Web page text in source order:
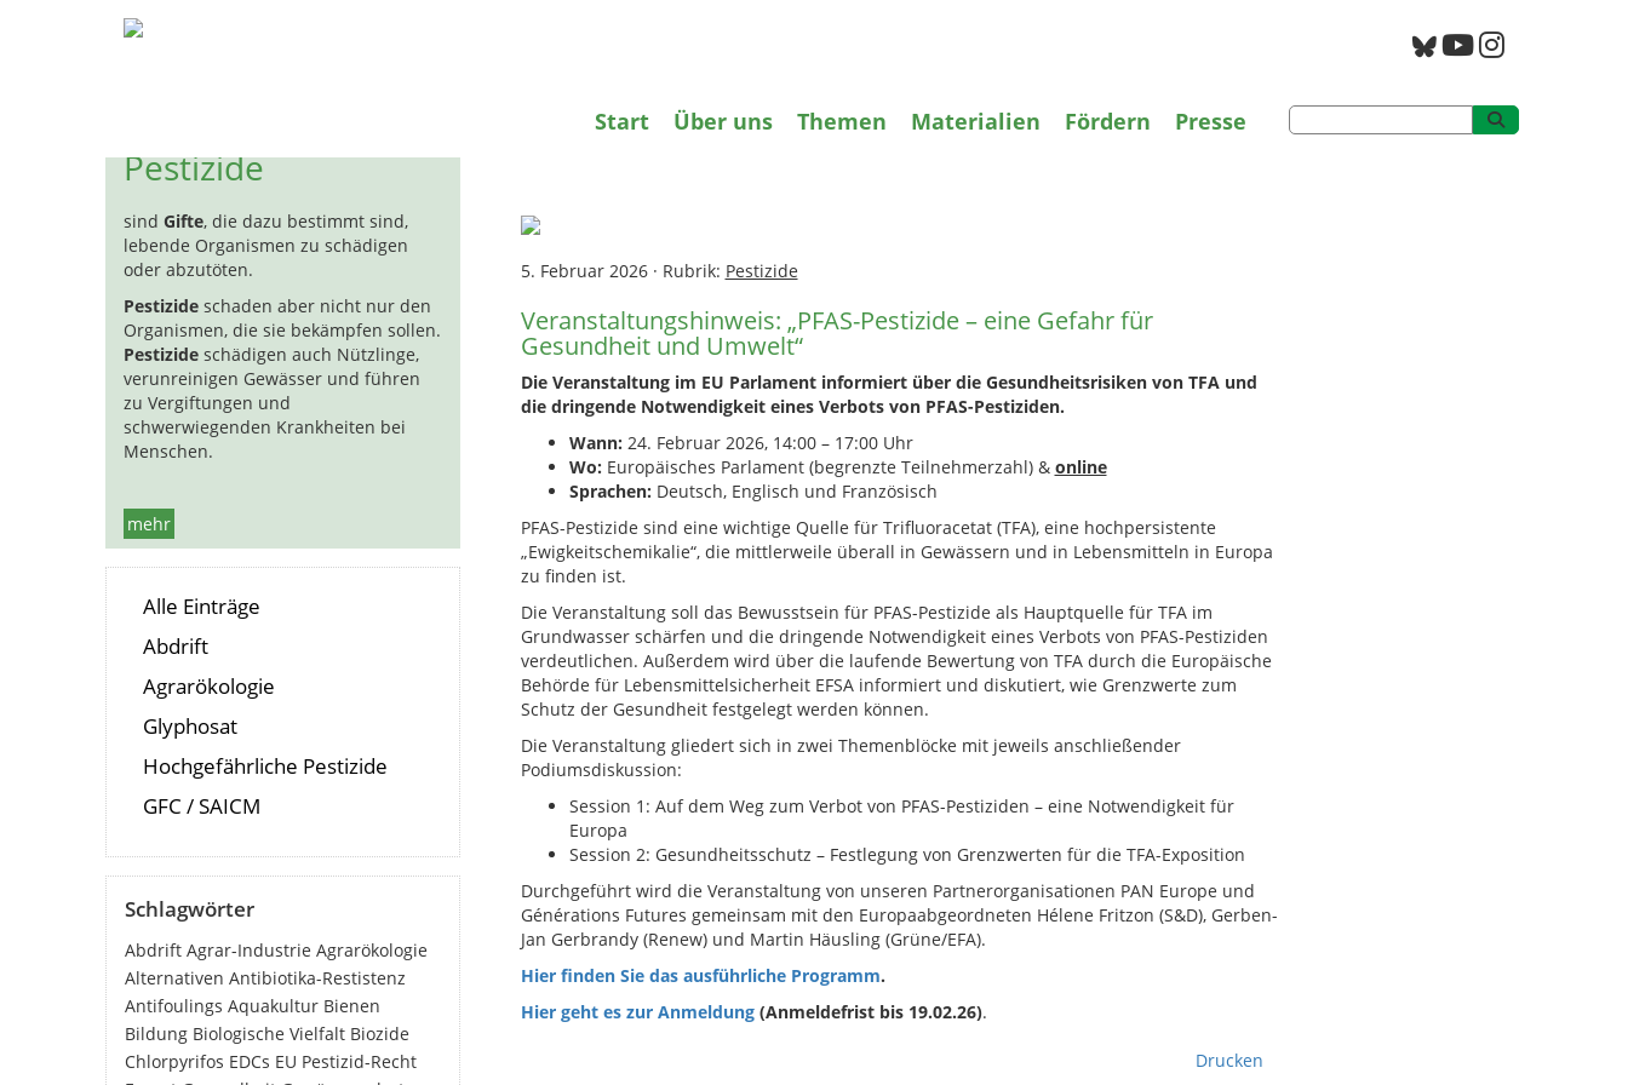
Start Über uns Themen Materialien Fördern Presse
Pestizide
sind Gifte, die dazu bestimmt sind,
lebende Organismen zu schädigen
oder abzutöten.
Pestizide schaden aber nicht nur den
Organismen, die sie bekämpfen sollen.
Pestizide schädigen auch Nützlinge,
verunreinigen Gewässer und führen
zu Vergiftungen und
schwerwiegenden Krankheiten bei
Menschen.
mehr
Alle Einträge
Abdrift
Agrarökologie
Glyphosat
Hochgefährliche Pestizide
GFC / SAICM
Schlagwörter
Abdrift Agrar-Industrie Agrarökologie
Alternativen Antibiotika-Restistenz
Antifoulings Aquakultur Bienen
Bildung Biologische Vielfalt Biozide
Chlorpyrifos EDCs EU Pestizid-Recht
Pestizide »Veranstaltungshinweis: „PFAS-Pestizide – eine Gefahr für Gesundheit und
5. Februar 2026· Rubrik: Pestizide
Veranstaltungshinweis: „PFAS-Pestizide – eine Gefahr für
Gesundheit und Umwelt“
Die Veranstaltung im EU Parlament informiert über die Gesundheitsrisiken von TFA und
die dringende Notwendigkeit eines Verbots von PFAS-Pestiziden.
Wann: 24. Februar 2026, 14:00 – 17:00 Uhr
Wo: Europäisches Parlament (begrenzte Teilnehmerzahl) & online
Sprachen: Deutsch, Englisch und Französisch
PFAS-Pestizide sind eine wichtige Quelle für Trifluoracetat (TFA), eine hochpersistente
„Ewigkeitschemikalie“, die mittlerweile überall in Gewässern und in Lebensmitteln in Europa
zu finden ist.
Die Veranstaltung soll das Bewusstsein für PFAS-Pestizide als Hauptquelle für TFA im
Grundwasser schärfen und die dringende Notwendigkeit eines Verbots von PFAS-Pestiziden
verdeutlichen. Außerdem wird über die laufende Bewertung von TFA durch die Europäische
Behörde für Lebensmittelsicherheit EFSA informiert und diskutiert, wie Grenzwerte zum
Schutz der Gesundheit festgelegt werden können.
Die Veranstaltung gliedert sich in zwei Themenblöcke mit jeweils anschließender
Podiumsdiskussion:
Session 1: Auf dem Weg zum Verbot von PFAS-Pestiziden – eine Notwendigkeit für
Europa
Session 2: Gesundheitsschutz – Festlegung von Grenzwerten für die TFA-Exposition
Durchgeführt wird die Veranstaltung von unseren Partnerorganisationen PAN Europe und
Générations Futures gemeinsam mit den Europaabgeordneten Hélene Fritzon (S&D), Gerben-
Jan Gerbrandy (Renew) und Martin Häusling (Grüne/EFA).
Hier finden Sie das ausführliche Programm.
Hier geht es zur Anmeldung(Anmeldefrist bis 19.02.26).
Drucken